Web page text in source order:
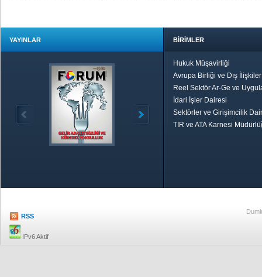
YAYINLAR BİRİMLER
Hukuk Müşavirliği
Avrupa Birliği ve Dış
Reel Sektör Ar-Ge ve
İdari İşler Dairesi
Sektörler ve Girişimcilik
TIR ve ATA Karnesi
RSS
IPv6 Aktif